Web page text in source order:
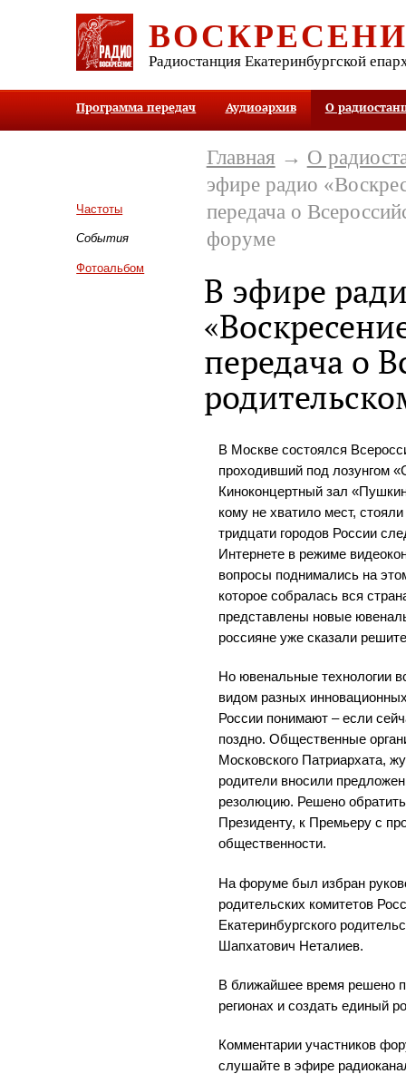
Радиостанция Екатеринбургской
Программа передач Аудиоархив О
Частоты
События
Фотоальбом
Главная → О
эфире радио
передача о
форуме
В эфире
передача о
В Москве состоялся
проходивший под лозунгом
Киноконцертный зал
кому не хватило мест,
тридцати городов России
Интернете в режиме
вопросы поднимались на
которое собралась вся
представлены новые
россияне уже сказали
Но ювенальные технологии
видом разных
России понимают – если
поздно. Общественные
Московского Патриархата,
родители вносили
резолюцию. Решено
Президенту, к Премьеру с
общественности.
На форуме был избран
родительских комитетов
Екатеринбургского
Шапхатович Неталиев.
В ближайшее время решено
регионах и создать единый
Комментарии участников
слушайте в эфире